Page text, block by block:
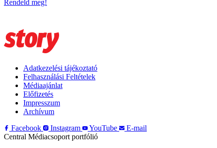
Rendeld meg!
Adatkezelési tájékoztató
Felhasználási Feltételek
Médiaajánlat
Előfizetés
Impresszum
Archívum
Facebook
Instagram YouTube
E-mail
Central Médiacsoport portfólió